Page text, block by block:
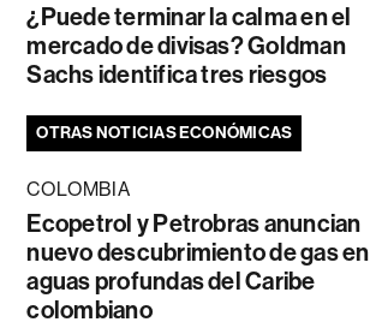
¿Puede terminar la calma en el
mercado de divisas? Goldman
Sachs identifica tres riesgos
OTRAS NOTICIAS ECONÓMICAS
COLOMBIA
Ecopetrol y Petrobras anuncian
nuevo descubrimiento de gas en
aguas profundas del Caribe
colombiano